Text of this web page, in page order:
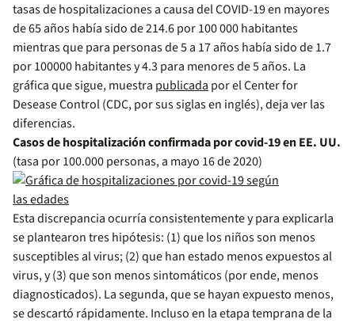
tasas de hospitalizaciones a causa del COVID-19 en mayores
de 65 años había sido de 214.6 por 100 000 habitantes
mientras que para personas de 5 a 17 años había sido de 1.7
por 100000 habitantes y 4.3 para menores de 5 años. La
gráfica que sigue, muestra publicada por el Center for
Desease Control (CDC, por sus siglas en inglés), deja ver las
diferencias.
Casos de hospitalización confirmada por covid-19 en EE. UU.
(tasa por 100.000 personas, a mayo 16 de 2020)
Esta discrepancia ocurría consistentemente y para explicarla
se plantearon tres hipótesis: (1) que los niños son menos
susceptibles al virus; (2) que han estado menos expuestos al
virus, y (3) que son menos sintomáticos (por ende, menos
diagnosticados). La segunda, que se hayan expuesto menos,
se descartó rápidamente. Incluso en la etapa temprana de la